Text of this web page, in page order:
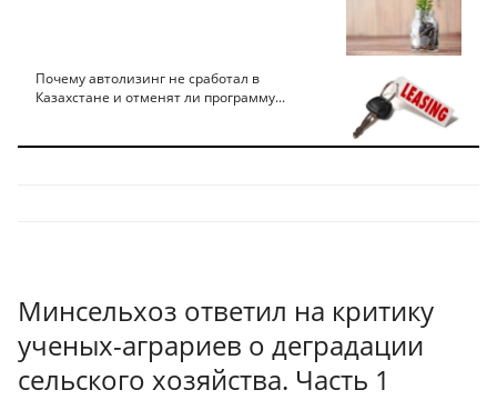
Почему автолизинг не сработал в
Казахстане и отменят ли программу...
Минсельхоз ответил на критику
ученых-аграриев о деградации
сельского хозяйства. Часть 1